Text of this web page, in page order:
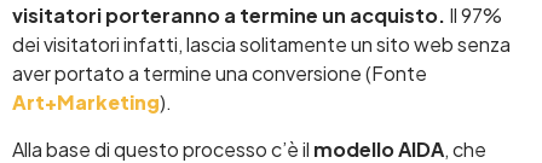
visitatoriporteranno a termine un acquisto. Il 97%
dei visitatori infatti, lascia solitamente un sito web senza
aver portato a termine una conversione (Fonte
Art+Marketing).
Alla base di questo processo c’è il modello AIDA, che